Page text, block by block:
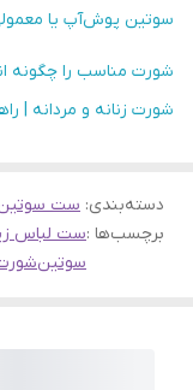
سوتین پوش‌آپ یا
شورت مناسب را چگونه
شورت زنانه و مردانه |
دسته‌بندی: ست سوتین
برچسب‌ها :ست لباس
سوتین